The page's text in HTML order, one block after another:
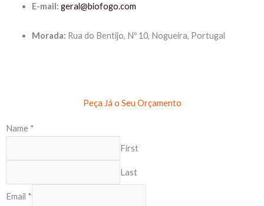
E-mail: geral@biofogo.com
Morada: Rua do Bentijo, Nº 10, Nogueira, Portugal
Peça Já o Seu Orçamento
Name *
First
Last
Email *